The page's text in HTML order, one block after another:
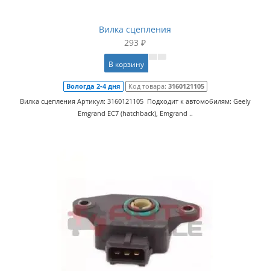
Вилка сцепления
293 ₽
В корзину
Вологда 2-4 дня Код товара: 3160121105
Вилка сцепления Артикул: 3160121105 Подходит к автомобилям: Geely
Emgrand EC7 (hatchback), Emgrand ..